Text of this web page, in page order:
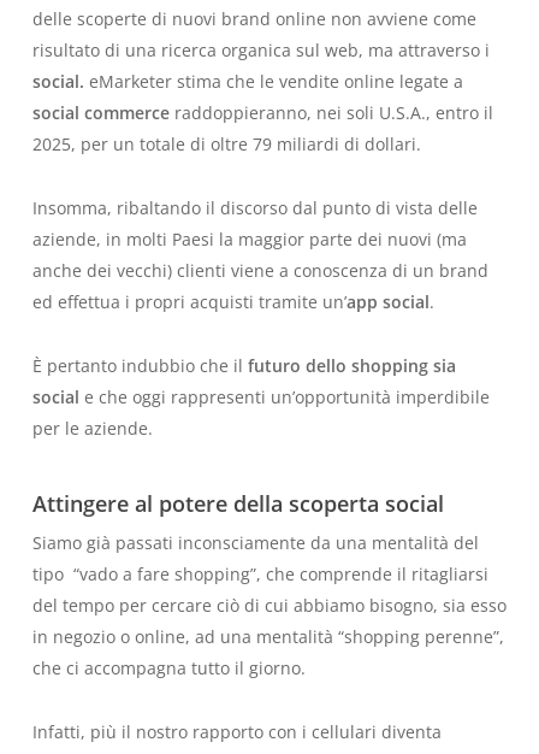
delle scoperte di nuovi brand online non avviene come
risultato di una ricerca organica sul web, ma attraverso i
social. eMarketerstima che le vendite online legate a
social commerce raddoppieranno, nei soli U.S.A., entro il
2025, per un totale di oltre 79 miliardi di dollari.
Insomma, ribaltando il discorso dal punto di vista delle
aziende, in molti Paesi la maggior parte dei nuovi (ma
anche dei vecchi) clienti viene a conoscenza di un brand
ed effettua i propri acquisti tramite un’app social.
È pertanto indubbio che il futuro dello shopping sia
social e che oggi rappresenti un’opportunità imperdibile
per le aziende.
Attingere al potere della scoperta social
Siamo già passati inconsciamente da una mentalità del
tipo “vado a fare shopping”, che comprende il ritagliarsi
del tempo per cercare ciò di cui abbiamo bisogno, sia esso
in negozio o online, ad una mentalità “shopping perenne”,
che ci accompagna tutto il giorno.
Infatti, più il nostro rapporto con i cellulari diventa